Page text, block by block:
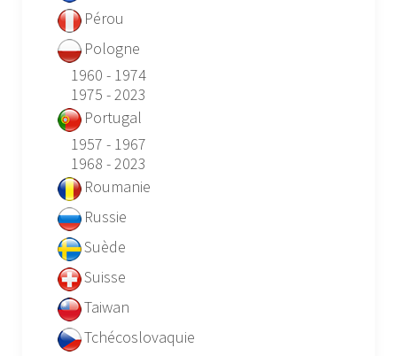
Pérou
Pologne
1960 - 1974
1975 - 2023
Portugal
1957 - 1967
1968 - 2023
Roumanie
Russie
Suède
Suisse
Taiwan
Tchécoslovaquie